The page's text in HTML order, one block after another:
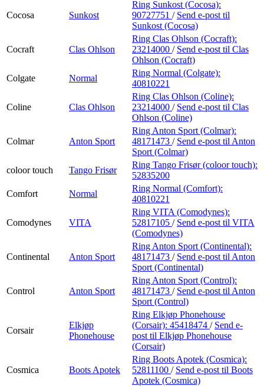
Cocosa Sunkost
Ring Sunkost (Cocosa):
90727751 / Send e-post til
Sunkost (Cocosa)
Cocraft Clas Ohlson
Ring Clas Ohlson (Cocraft):
23214000 / Send e-post til Clas
Ohlson (Cocraft)
Colgate
Normal
Ring Normal (Colgate):
40810221
Coline Clas Ohlson
Ring Clas Ohlson (Coline):
23214000 / Send e-post til Clas
Ohlson (Coline)
Colmar Anton Sport
Ring Anton Sport (Colmar):
48171473 / Send e-post til Anton
Sport (Colmar)
coloor touch
Tango Frisør
Ring Tango Frisør (coloor touch):
52835200
Comfort
Normal
Ring Normal (Comfort):
40810221
Comodynes VITA
Ring VITA (Comodynes):
52817105 / Send e-post til VITA
(Comodynes)
Continental Anton Sport
Ring Anton Sport (Continental):
48171473 / Send e-post til Anton
Sport (Continental)
Control Anton Sport
Ring Anton Sport (Control):
48171473 / Send e-post til Anton
Sport (Control)
Corsair
Elkjøp
Phonehouse
Ring Elkjøp Phonehouse
(Corsair): 45418474 / Send e-
post til Elkjøp Phonehouse
(Corsair)
Cosmica Boots Apotek
Ring Boots Apotek (Cosmica):
52811100 / Send e-post til Boots
Apotek (Cosmica)